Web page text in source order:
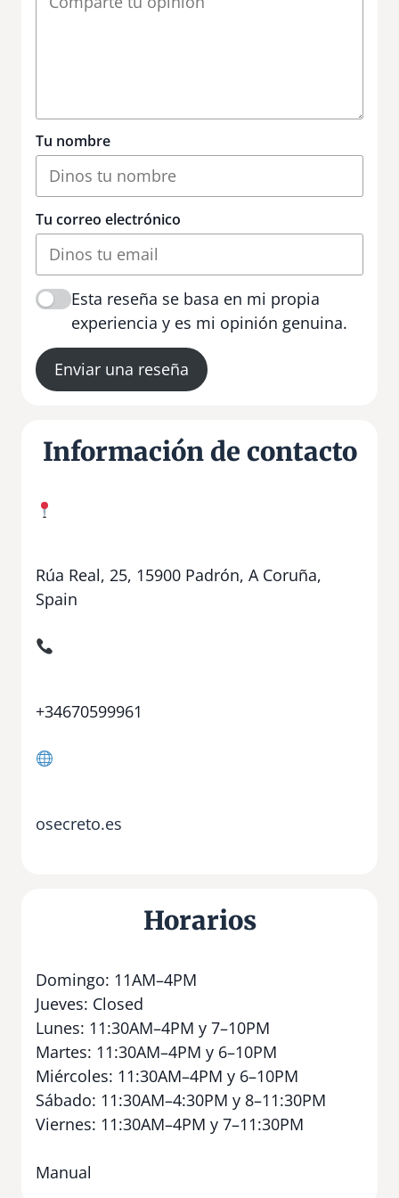
Tu nombre
Tu correo electrónico
Esta reseña se basa en mi propia
experiencia y es mi opinión genuina.
Enviar una reseña
Información de contacto
Rúa Real, 25, 15900 Padrón, A Coruña,
Spain
+34670599961
osecreto.es
Horarios
Domingo: 11AM–4PM
Jueves: Closed
Lunes: 11:30AM–4PM y 7–10PM
Martes: 11:30AM–4PM y 6–10PM
Miércoles: 11:30AM–4PM y 6–10PM
Sábado: 11:30AM–4:30PM y 8–11:30PM
Viernes: 11:30AM–4PM y 7–11:30PM
Manual